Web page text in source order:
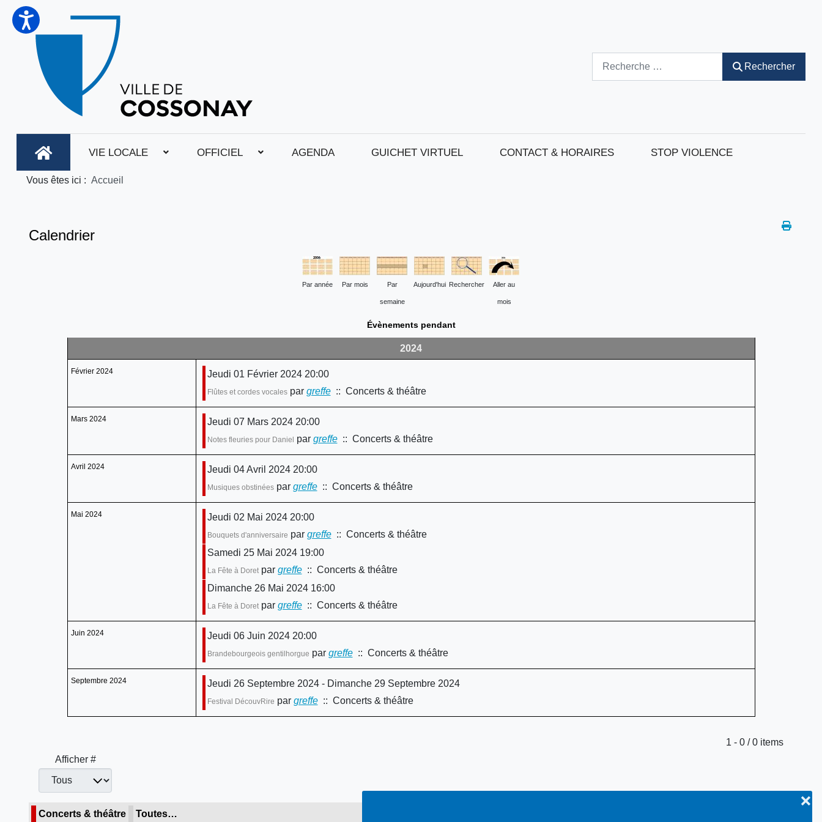
❌
Rechercher
VIE LOCALE OFFICIEL AGENDA GUICHET VIRTUEL CONTACT & HORAIRES STOP VIOLENCE
Vous êtes ici : Accueil
Calendrier
Par année Par mois Par
semaine
Aujourd'hui Rechercher Aller au
mois
Évènements pendant
2024
Février 2024 Jeudi 01 Février 2024 20:00
Flûtes et cordes vocalespar greffe:: Concerts & théâtre
Mars 2024 Jeudi 07 Mars 2024 20:00
Notes fleuries pour Daniel par greffe:: Concerts & théâtre
Avril 2024 Jeudi 04 Avril 2024 20:00
Musiques obstinéespar greffe:: Concerts & théâtre
Mai 2024 Jeudi 02 Mai 2024 20:00
Bouquets d'anniversaire par greffe:: Concerts & théâtre
Samedi 25 Mai 2024 19:00
La Fête à Doretpar greffe:: Concerts & théâtre
Dimanche 26 Mai 2024 16:00
La Fête à Doretpar greffe:: Concerts & théâtre
Juin 2024 Jeudi 06 Juin 2024 20:00
Brandebourgeois gentilhorgue par greffe:: Concerts & théâtre
Septembre 2024 Jeudi 26 Septembre 2024 - Dimanche 29 Septembre 2024
Festival DécouvRire par greffe:: Concerts & théâtre
1 - 0 / 0 items
Afficher #
Concerts & théâtre Toutes…